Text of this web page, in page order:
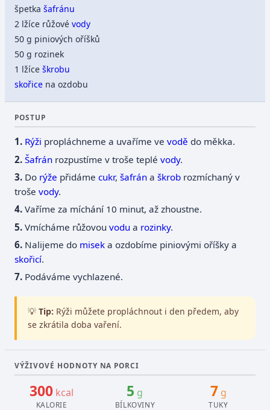
špetkašafránu
2 lžíce růžovévody
50 g piniových oříšků
50 g rozinek
1 lžíceškrobu
skořice na ozdobu
POSTUP
Rýži propláchneme a uvaříme vevodě do měkka.
Šafrán rozpustíme v troše teplévody.
Do rýže přidámecukr,šafrán aškrob rozmíchaný v
troševody.
Vaříme za míchání 10 minut, až zhoustne.
Vmícháme růžovouvodu a rozinky.
Nalijeme do misek a ozdobíme piniovými oříšky a
skořicí.
Podáváme vychlazené.
💡 Tip: Rýži můžete propláchnout i den předem, aby
se zkrátila doba vaření.
VÝŽIVOVÉ HODNOTY NA PORCI
300 kcal
KALORIE
5 g
BÍLKOVINY
7 g
TUKY